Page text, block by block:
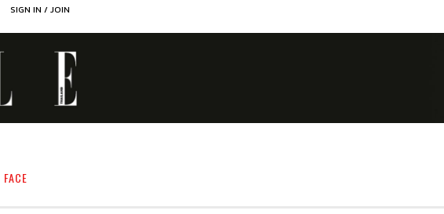
SIGN IN / JOIN